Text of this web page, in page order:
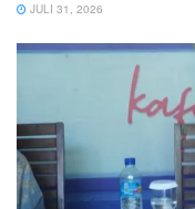
JULI 31, 2026